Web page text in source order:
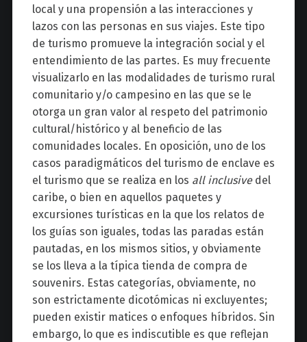
local y una propensión a las interacciones y
lazos con las personas en sus viajes. Este tipo
de turismo promueve la integración social y el
entendimiento de las partes. Es muy frecuente
visualizarlo en las modalidades de turismo rural
comunitario y/o campesino en las que se le
otorga un gran valor al respeto del patrimonio
cultural/histórico y al beneficio de las
comunidades locales. En oposición, uno de los
casos paradigmáticos del turismo de enclave es
el turismo que se realiza en los all inclusivedel
caribe, o bien en aquellos paquetes y
excursiones turísticas en la que los relatos de
los guías son iguales, todas las paradas están
pautadas, en los mismos sitios, y obviamente
se los lleva a la típica tienda de compra de
souvenirs. Estas categorías, obviamente, no
son estrictamente dicotómicas ni excluyentes;
pueden existir matices o enfoques híbridos. Sin
embargo, lo que es indiscutible es que reflejan